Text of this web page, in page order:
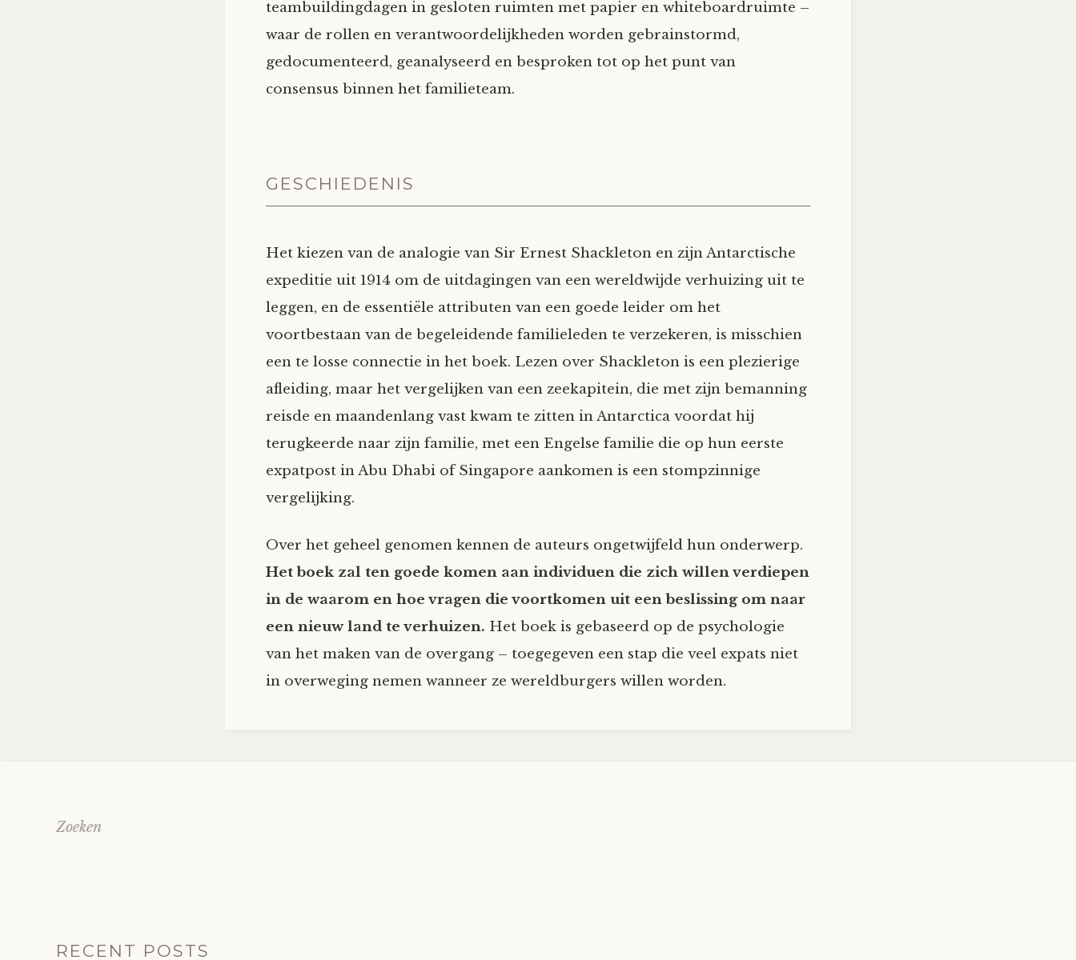
teambuildingdagen in gesloten ruimten met papier en whiteboardruimte –
waar de rollen en verantwoordelijkheden worden gebrainstormd,
gedocumenteerd, geanalyseerd en besproken tot op het punt van
consensus binnen het familieteam.
GESCHIEDENIS
Het kiezen van de analogie van Sir Ernest Shackleton en zijn Antarctische
expeditie uit 1914 om de uitdagingen van een wereldwijde verhuizing uit te
leggen, en de essentiële attributen van een goede leider om het
voortbestaan van de begeleidende familieleden te verzekeren, is misschien
een te losse connectie in het boek. Lezen over Shackleton is een plezierige
afleiding, maar het vergelijken van een zeekapitein, die met zijn bemanning
reisde en maandenlang vast kwam te zitten in Antarctica voordat hij
terugkeerde naar zijn familie, met een Engelse familie die op hun eerste
expatpost in Abu Dhabi of Singapore aankomen is een stompzinnige
vergelijking.
Over het geheel genomen kennen de auteurs ongetwijfeld hun onderwerp.
Het boek zal ten goede komen aan individuen die zich willen verdiepen
in de waarom en hoe vragen die voortkomen uit een beslissing om naar
een nieuw land te verhuizen. Het boek is gebaseerd op de psychologie
van het maken van de overgang – toegegeven een stap die veel expats niet
in overweging nemen wanneer ze wereldburgers willen worden.
Zoeken
RECENT POSTS